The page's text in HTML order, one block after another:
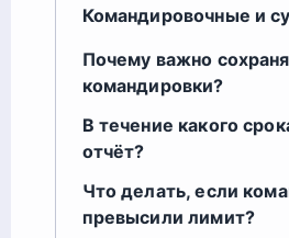
Командировочные и
Почему важно
командировки?
В течение какого
отчёт?
Что делать, если
превысили лимит?